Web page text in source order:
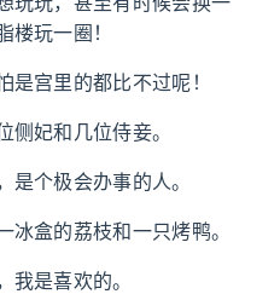
楼玩一圈！
宫里的都比不过呢！
侧妃和几位侍妾。
是个极会办事的人。
盒的荔枝和一只烤鸭。
我是喜欢的。